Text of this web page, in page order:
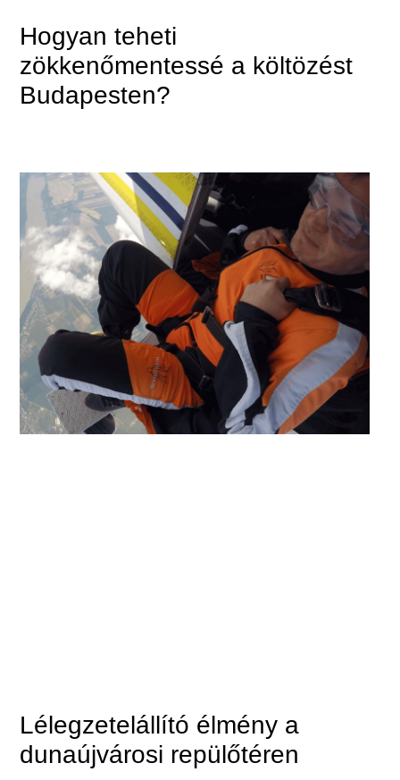
Hogyan teheti
zökkenőmentessé a költözést
Budapesten?
Lélegzetelállító élmény a
dunaújvárosi repülőtéren